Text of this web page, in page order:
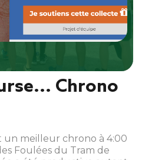
Chrono
un meilleur chrono à 4:00
Foulées du Tram de